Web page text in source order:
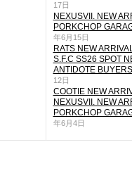
17日
NEXUSVII. NEW
PORKCHOP
年6月15日
RATS NEW
S.F.C SS26 SPOT
ANTIDOTE
12日
COOTIE NEW
NEXUSVII. NEW
PORKCHOP
年6月4日